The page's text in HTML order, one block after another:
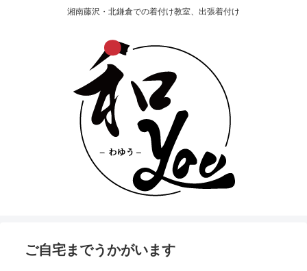
湘南藤沢・北鎌倉での着付け教室、出張着付け
ご自宅までうかがいます